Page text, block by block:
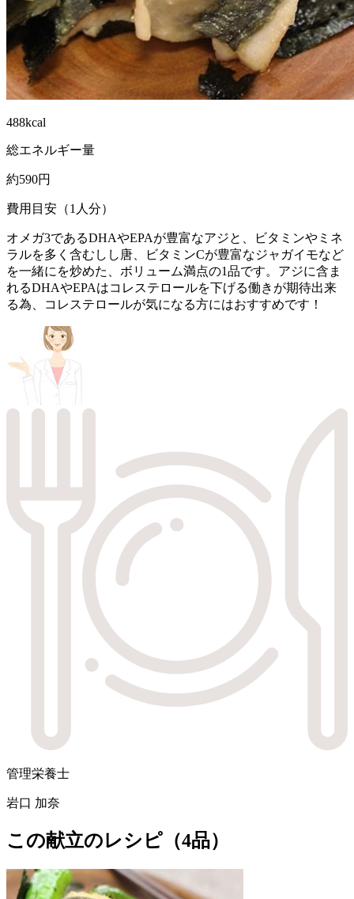
488kcal
総エネルギー量
約590円
費用目安（1人分）
オメガ3であるDHAやEPAが豊富なアジと、ビタミンやミネ
ラルを多く含むしし唐、ビタミンCが豊富なジャガイモなど
を一緒にを炒めた、ボリューム満点の1品です。アジに含ま
れるDHAやEPAはコレステロールを下げる働きが期待出来
る為、コレステロールが気になる方にはおすすめです！
管理栄養士
岩口 加奈
この献立のレシピ（4品）